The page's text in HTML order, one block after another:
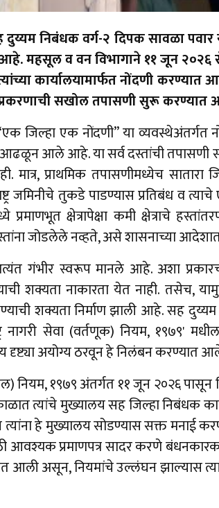
निबंधक वर्ग-२ दिपक सावळा पवार
महसूल व वन विभागाने ११ जून २०२६
त्यांच्या कार्यालयामार्फत नोंदणी
सखोल तपासणी सुरू
जिल्हा एक नोंदणी” या व्यवस्थेअंतर्गत
आले आहे. या सर्व दस्तांची तपासणी
मात्र, प्राथमिक तपासणीमध्येच
जमिनीचे तुकडे पाडण्यास प्रतिबंध व
क्षेत्रापेक्षा कमी क्षेत्राचे
दस्तांना जोडलेले नव्हते, असे शासनाच्या
गंभीर स्वरूप मानले आहे. अशा
शक्यता नाकारता येत नाही. तसेच,
येण्याची शक्यता निर्माण झाली आहे. सह
नागरी सेवा (वर्तणूक) नियम, १९७९'
दृष्ट्या अयोग्य ठरवून हे निलंबन करण्यात
नियम, १९७९ अंतर्गत ११ जून २०२६
त्यांचे मुख्यालय सह जिल्हा निबंधक
त्यांना हे मुख्यालय सोडण्यास सक्त मनाई
आवश्यक प्रमाणपत्र सादर करणे
आली असून, नियमांचे उल्लंघन झाल्यास